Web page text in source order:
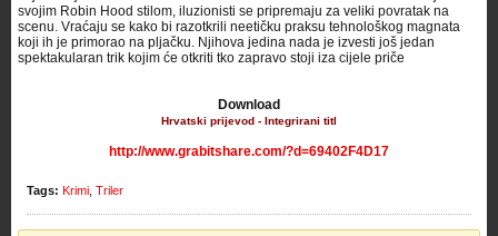
svojim Robin Hood stilom, iluzionisti se pripremaju za veliki povratak na
scenu. Vraćaju se kako bi razotkrili neetičku praksu tehnološkog magnata
koji ih je primorao na pljačku. Njihova jedina nada je izvesti još jedan
spektakularan trik kojim će otkriti tko zapravo stoji iza cijele priče
Download
Hrvatski prijevod - Integrirani titl
http://www.grabitshare.com/?d=69402F4D17
Tags: Krimi Triler